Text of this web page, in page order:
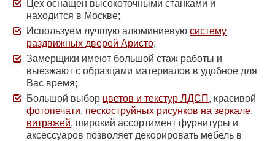
Цех оснащен высокоточными станками и
находится в Москве;
Используем лучшую алюминиевую систему
раздвижных дверей Аристо;
Замерщики имеют большой стаж работы и
выезжают с образцами материалов в удобное для
Вас время;
Большой выбор цветов и текстур ЛДСП , красивой
фотопечати, пескоструйных рисунков на зеркале,
витражей, широкий ассортимент фурнитуры и
аксессуаров позволяет декорировать мебель в